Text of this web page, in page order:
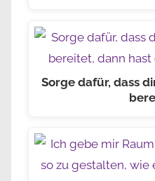
Sorge dafür, dass